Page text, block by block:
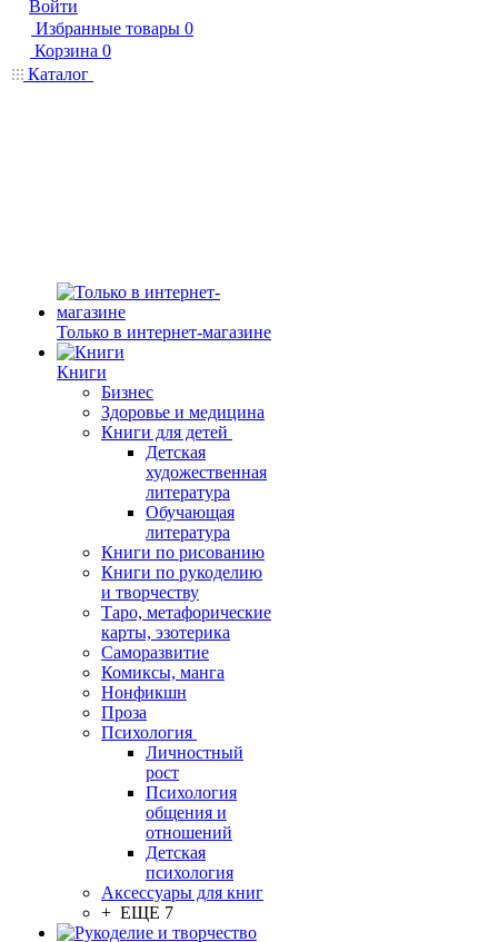
Войти
Избранные товары 0
Корзина 0
Каталог
Только в интернет-магазине
Книги
Бизнес
Здоровье и медицина
Книги для детей
Детская
художественная
литература
Обучающая
литература
Книги по рисованию
Книги по рукоделию
и творчеству
Таро, метафорические
карты, эзотерика
Саморазвитие
Комиксы, манга
Нонфикшн
Проза
Психология
Личностный
рост
Психология
общения и
отношений
Детская
психология
Аксессуары для книг
+ ЕЩЕ 7